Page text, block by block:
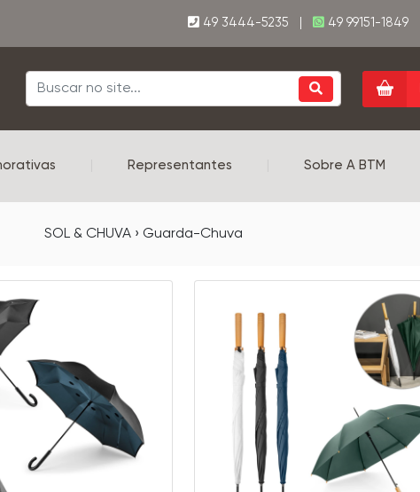
49 3444-5235 | 49 99151-1849
Representantes Sobre A BTM
SOL & CHUVA › Guarda-Chuva